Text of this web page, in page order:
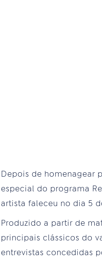
Depois de homenagear
especial do programa
artista faleceu no dia 5
Produzido a partir de
principais clássicos do
entrevistas concedidas